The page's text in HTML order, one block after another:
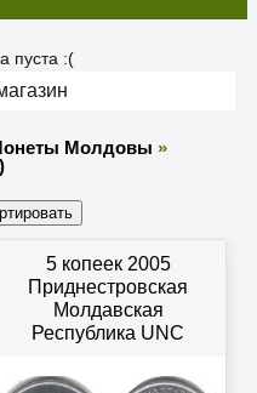
пуста :(
Молдовы »
5 копеек 2005
Приднестровская
Молдавская
Республика UNC